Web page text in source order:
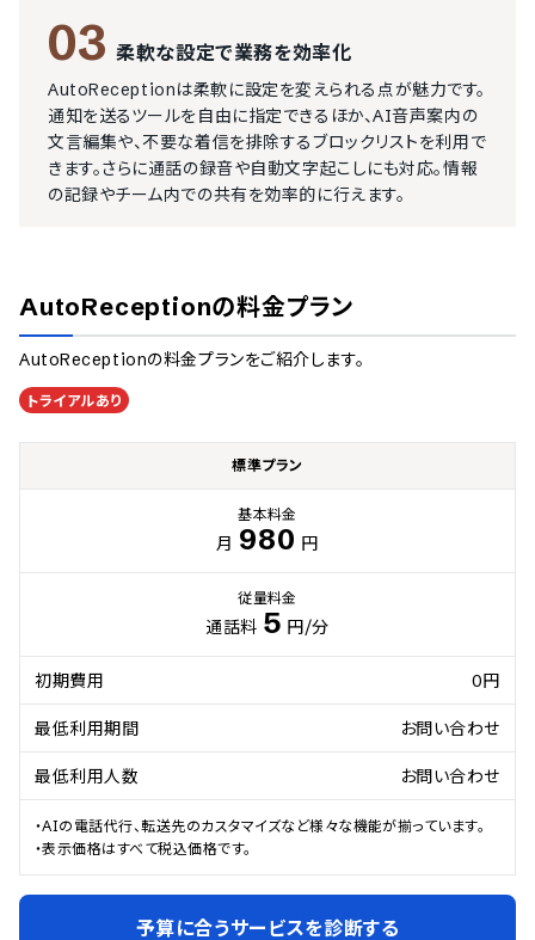
03 柔軟な設定で業務を効率化
AutoReceptionは柔軟に設定を変えられる点が魅力です。
通知を送るツールを自由に指定できるほか、AI音声案内の
文言編集や、不要な着信を排除するブロックリストを利用で
きます。さらに通話の録音や自動文字起こしにも対応。情報
の記録やチーム内での共有を効率的に行えます。
AutoReceptionの料金プラン
AutoReceptionの料金プランをご紹介します。
トライアルあり
標準プラン
基本料金
月 980 円
従量料金
通話料 5 円/分
初期費用 0円
最低利用期間 お問い合わせ
最低利用人数 お問い合わせ
・AIの電話代行、転送先のカスタマイズなど様々な機能が揃っています。
・表示価格はすべて税込価格です。
予算に合うサービスを診断する